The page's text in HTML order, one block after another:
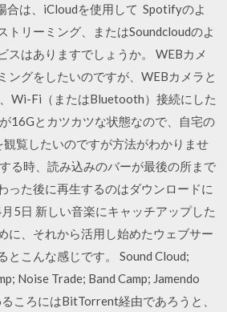
合は、iCloudを使用して Spotifyのよ
トリーミング、またはSoundcloudのよ
スはありますでしょうか。 WEBカメ
ングをしたいのですが、WEBカメラと
Wi-Fi（またはBluetooth）接続にした
16Gとカツカツな状態なので、自宅の
覧したいのですが方法がわかりませ
る時、読み込みのバーが最後の所まで
った後に再生するのはダウンロードに
5日 新しい音楽にキャッチアップした
に、それから活用し始めたウェブサー
とこんな感じです。 Sound Cloud;
Noise Trade; Band Camp; Jamendo
ころにはBitTorrent経由であろうと、